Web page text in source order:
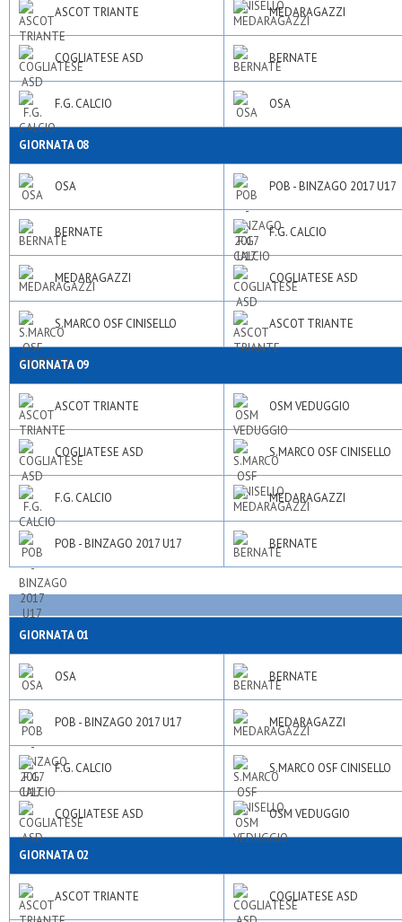
ASCOT TRIANTE MEDARAGAZZI
COGLIATESE ASD BERNATE
F.G. CALCIO OSA
GIORNATA 08
OSA POB - BINZAGO 2017 U17
BERNATE F.G. CALCIO
MEDARAGAZZI COGLIATESE ASD
S.MARCO OSF CINISELLO ASCOT TRIANTE
GIORNATA 09
ASCOT TRIANTE OSM VEDUGGIO
COGLIATESE ASD S.MARCO OSF CINISELLO
F.G. CALCIO MEDARAGAZZI
POB - BINZAGO 2017 U17 BERNATE
GIORNATA 01
OSA BERNATE
POB - BINZAGO 2017 U17 MEDARAGAZZI
F.G. CALCIO S.MARCO OSF CINISELLO
COGLIATESE ASD OSM VEDUGGIO
GIORNATA 02
ASCOT TRIANTE COGLIATESE ASD